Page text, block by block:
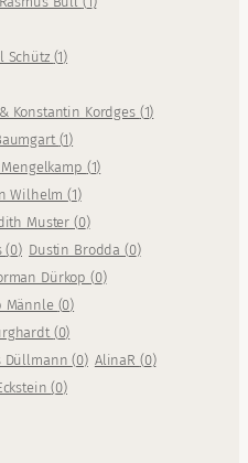
Schütz (1)
Konstantin Kordges (1)
(1)
(1)
Wilhelm(1)
Muster (0)
(0) Dustin Brodda (0)
Dürkop (0)
Männle (0)
(0)
Düllmann(0) AlinaR (0)
(0)